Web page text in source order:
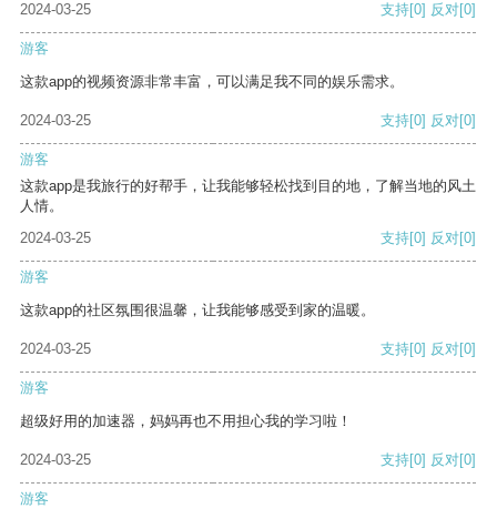
2024-03-25 支持[0] 反对[0]
游客
这款app的视频资源非常丰富，可以满足我不同的娱乐需求。
2024-03-25 支持[0] 反对[0]
游客
这款app是我旅行的好帮手，让我能够轻松找到目的地，了解当地的风土
人情。
2024-03-25
支持[0] 反对[0]
游客
这款app的社区氛围很温馨，让我能够感受到家的温暖。
2024-03-25 支持[0] 反对[0]
游客
超级好用的加速器，妈妈再也不用担心我的学习啦！
2024-03-25 支持[0] 反对[0]
游客